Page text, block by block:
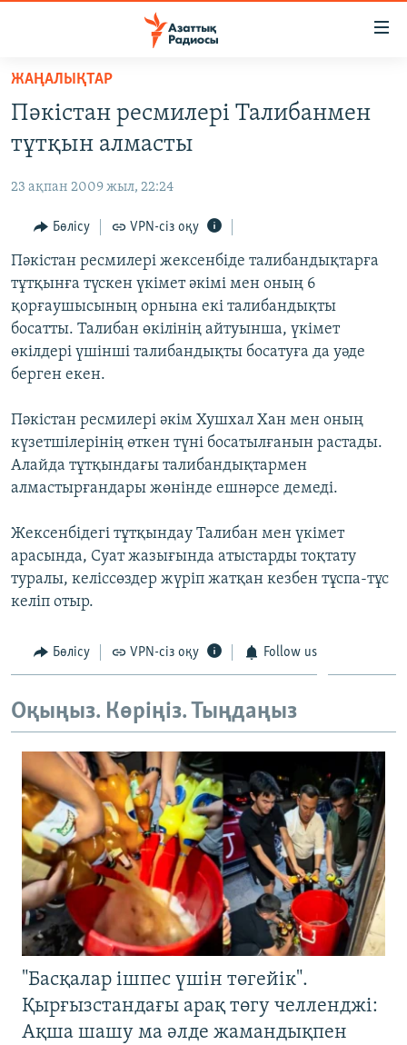
Skip
main
content
Skip
to
Navigation
Skip
to
Search
AZATTYQTV
ҚАҢТАР ОҚИҒАСЫ
АДАМ ҚҰҚЫҚТАРЫ
ӘЛЕУМЕТ
ӘЛЕМ
АРНАЙЫ ЖОБАЛАР
Русский
ЖАЗЫЛЫҢЫЗ
ЖАҢАЛЫҚТАР
Пәкістан ресмилері Талибанмен
тұтқын алмасты
23 ақпан 2009 жыл, 22:24
Бөлісу VPN-сіз оқу
Пәкістан ресмилері жексенбіде талибандықтарға
тұтқынға түскен үкімет әкімі мен оның 6
қорғаушысының орнына екі талибандықты
босатты. Талибан өкілінің айтуынша, үкімет
өкілдері үшінші талибандықты босатуға да уәде
берген екен.
Пәкістан ресмилері әкім Хушхал Хан мен оның
күзетшілерінің өткен түні босатылғанын растады.
Алайда тұтқындағы талибандықтармен
алмастырғандары жөнінде ешнәрсе демеді.
Жексенбідегі тұтқындау Талибан мен үкімет
арасында, Суат жазығында атыстарды тоқтату
туралы, келіссөздер жүріп жатқан кезбен тұспа-тұс
келіп отыр.
Бөлісу VPN-сіз оқу Follow us
Оқыңыз. Көріңіз. Тыңдаңыз
"Басқалар ішпес үшін төгейік".
Қырғызстандағы арақ төгу челленджі:
Ақша шашу ма әлде жамандықпен